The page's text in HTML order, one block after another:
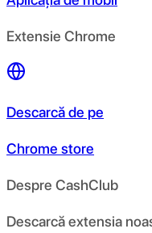
Extensie Chrome
Descarcă de pe
Chrome store
Despre CashClub
Descarcă extensia